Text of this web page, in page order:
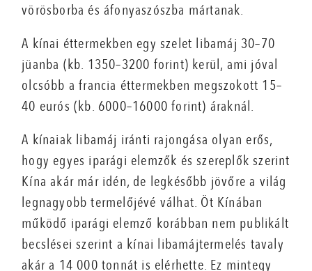
vörösborba és áfonyaszószba mártanak.
A kínai éttermekben egy szelet libamáj 30–70
jüanba (kb. 1350–3200 forint) kerül, ami jóval
olcsóbb a francia éttermekben megszokott 15–
40 eurós (kb. 6000–16000 forint) áraknál.
A kínaiak libamáj iránti rajongása olyan erős,
hogy egyes iparági elemzők és szereplők szerint
Kína akár már idén, de legkésőbb jövőre a világ
legnagyobb termelőjévé válhat. Öt Kínában
működő iparági elemző korábban nem publikált
becslései szerint a kínai libamájtermelés tavaly
akár a 14 000 tonnát is elérhette. Ez mintegy